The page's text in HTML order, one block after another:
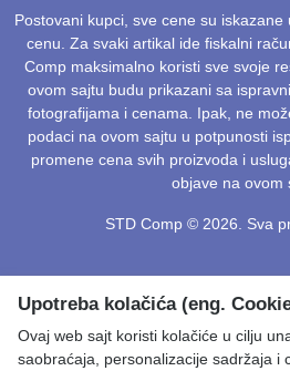
Postovani kupci, sve cene su
cenu. Za svaki artikal ide fiskalni
Comp maksimalno koristi sve svoje
ovom sajtu budu prikazani sa
fotografijama i cenama. Ipak, ne
podaci na ovom sajtu u potpunosti
promene cena svih proizvoda i
objave na ovom
STD Comp © 2026. Sva
Upotreba kolačića (eng.
Ovaj web sajt koristi kolačiće u cilju
saobraćaja, personalizacije sadržaja i